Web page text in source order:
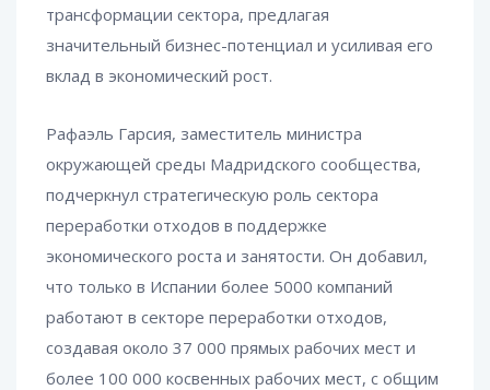
трансформации сектора, предлагая
значительный бизнес-потенциал и усиливая его
вклад в экономический рост.
Рафаэль Гарсия, заместитель министра
окружающей среды Мадридского сообщества,
подчеркнул стратегическую роль сектора
переработки отходов в поддержке
экономического роста и занятости. Он добавил,
что только в Испании более 5000 компаний
работают в секторе переработки отходов,
создавая около 37 000 прямых рабочих мест и
более 100 000 косвенных рабочих мест, с общим